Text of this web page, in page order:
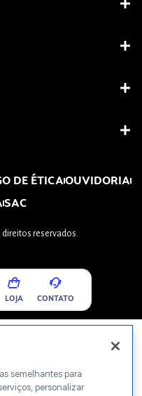
DE ÉTICAOUVIDORIA
SAC
direitos reservados.
LOJA CONTATO
semelhantes para
personalizar